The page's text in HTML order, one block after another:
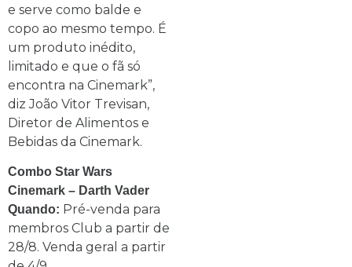
e serve como balde e
copo ao mesmo tempo. É
um produto inédito,
limitado e que o fã só
encontra na Cinemark”,
diz João Vitor Trevisan,
Diretor de Alimentos e
Bebidas da Cinemark.
Combo Star Wars
Cinemark – Darth Vader
Quando: Pré-venda para
membros Club a partir de
28/8. Venda geral a partir